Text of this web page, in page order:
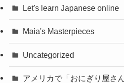
Let's learn Japanese online
Maia's Masterpieces
Uncategorized
アメリカで「おにぎり屋さ